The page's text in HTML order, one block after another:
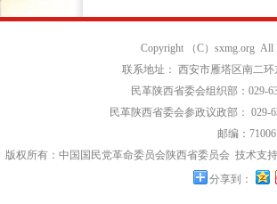
Copyright （C）sxmg.org All
联系地址： 西安市雁塔区南二
民革陕西省委会组织部：029-
民革陕西省委会参政议政部： 029-
邮编：
版权所有：中国国民党革命委员会陕西省委员会 技术支
分享到：